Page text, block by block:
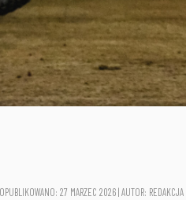
OPUBLIKOWANO: 27 MARZEC 2026 | AUTOR: REDAKCJA